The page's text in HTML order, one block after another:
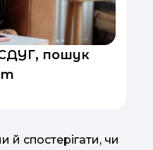
пошук
й спостерігати, чи